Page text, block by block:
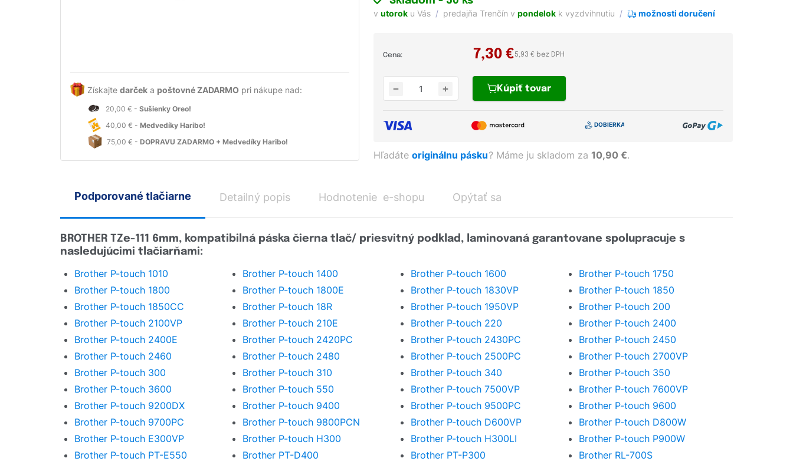
Získajte darček a poštovné ZADARMO pri nákupe nad:
20,00 € - Sušienky Oreo!
40,00 € - Medvedíky Haribo!
75,00 € - DOPRAVU ZADARMO + Medvedíky Haribo!
vutorok u Vás predajňa Trenčín vpondelok k vyzdvihnutiu možnosti doručení
Cena: 7,30 €5,93 € bez DPH
Kúpiťtovar
Hľadáteoriginálnu pásku? Máme ju skladom za10,90 €.
Podporované tlačiarne
BROTHER TZe-111 6mm, kompatibilná páska čierna tlač/ priesvitný podklad, laminovaná garantovane spolupracuje s
nasledujúcimi tlačiarňami:
Brother P-touch 1010 Brother P-touch 1400 Brother P-touch 1600
Brother P-touch 1750
Brother P-touch 1800
Brother P-touch 1800E Brother P-touch 1830VP
Brother P-touch 1850
Brother P-touch 1850CC
Brother P-touch 18R Brother P-touch 1950VP
Brother P-touch 200
Brother P-touch 2100VP
Brother P-touch 210E Brother P-touch 220
Brother P-touch 2400
Brother P-touch 2400E
Brother P-touch 2420PC Brother P-touch 2430PC
Brother P-touch 2450
Brother P-touch 2460
Brother P-touch 2480 Brother P-touch 2500PC
Brother P-touch 2700VP
Brother P-touch 300
Brother P-touch 310 Brother P-touch 340
Brother P-touch 350
Brother P-touch 3600
Brother P-touch 550 Brother P-touch 7500VP
Brother P-touch 7600VP
Brother P-touch 9200DX
Brother P-touch 9400 Brother P-touch 9500PC
Brother P-touch 9600
Brother P-touch 9700PC
Brother P-touch 9800PCN Brother P-touch D600VP
Brother P-touch D800W
Brother P-touch E300VP
Brother P-touch H300 Brother P-touch H300LI
Brother P-touch P900W
Brother P-touch PT-E550
Brother PT-D400 Brother PT-P300 Brother RL-700S
Detailný popis Hodnotenie e-shopu Opýtať sa